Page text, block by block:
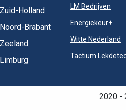
Zuid-Holland
Noord-Brabant
Zeeland
Limburg
LM Bedrijven
Energiekeur+
Witte Nederland
Tactium
2020 -